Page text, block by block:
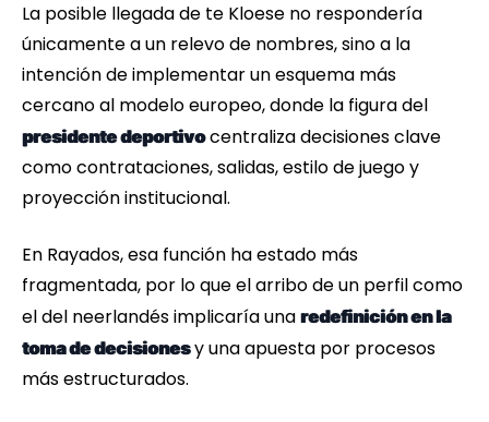
La posible llegada de te Kloese no respondería
únicamente a un relevo de nombres, sino a la
intención de implementar un esquema más
cercano al modelo europeo, donde la figura del
presidente deportivocentraliza decisiones clave
como contrataciones, salidas, estilo de juego y
proyección institucional.
En Rayados, esa función ha estado más
fragmentada, por lo que el arribo de un perfil como
el del neerlandés implicaría una redefinición en la
toma de decisionesy una apuesta por procesos
más estructurados.